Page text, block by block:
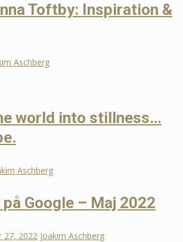
Toftby: Inspiration &
Aschberg
world into stillness…
Aschberg
Google – Maj 2022
27, 2022 Joakim Aschberg